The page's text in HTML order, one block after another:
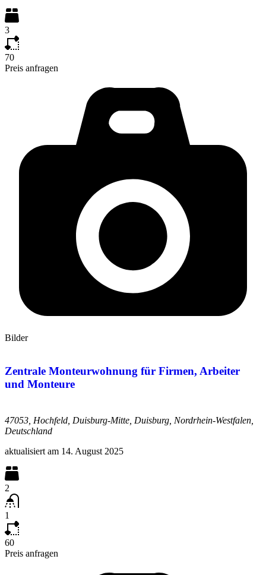
3
70
Preis anfragen
Bilder
Zentrale Monteurwohnung für Firmen, Arbeiter
und Monteure
47053, Hochfeld, Duisburg-Mitte, Duisburg, Nordrhein-Westfalen,
Deutschland
aktualisiert am 14. August 2025
2
1
60
Preis anfragen